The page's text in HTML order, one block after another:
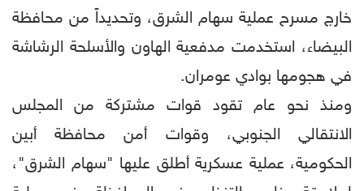
خارج مسرح عملية سهام الشرق، وتحديداً من محافظة
البيضاء، استخدمت مدفعية الهاون والأسلحة الرشاشة
في هجومها بوادي عومران.
ومنذ نحو عام تقود قوات مشتركة من المجلس
الانتقالي الجنوبي، وقوات أمن محافظة أبين
الحكومية، عملية عسكرية أطلق عليها "سهام الشرق"،